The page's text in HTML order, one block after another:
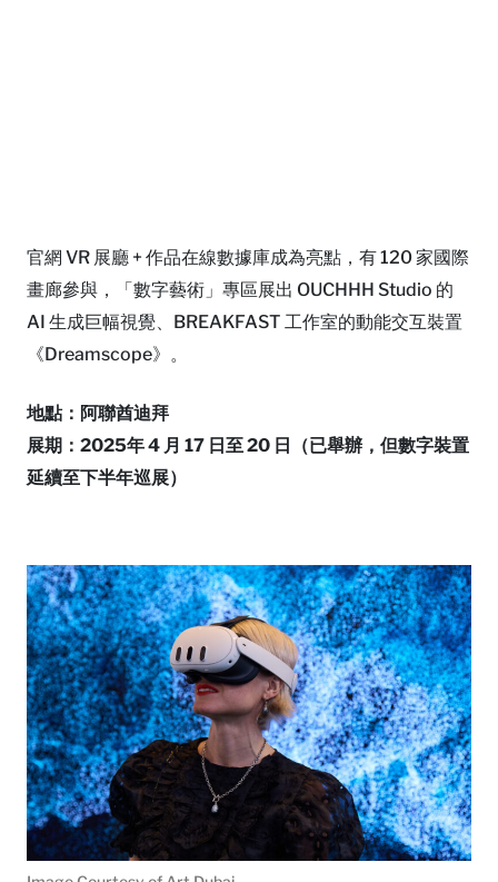
官網 VR 展廳 + 作品在線數據庫成為亮點，有 120 家國際
畫廊參與，「數字藝術」專區展出 OUCHHH Studio 的
AI 生成巨幅視覺、BREAKFAST 工作室的動能交互裝置
《Dreamscope》。
地點：阿聯酋迪拜
展期：2025年 4 月 17 日至 20 日（已舉辦，但數字裝置
延續至下半年巡展）